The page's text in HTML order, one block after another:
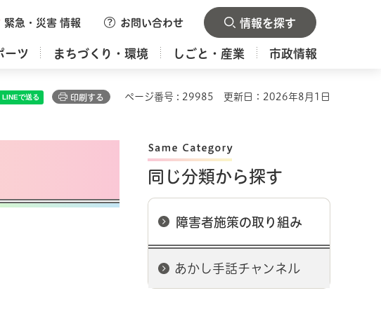
緊急・災害 情報 お問い合わせ 情報を探す
ーツ まちづくり・環境 しごと・産業 市政情報
印刷する ページ番号 : 29985 更新日：2026年8月1日
同じ分類から探す
障害者施策の取り組み
あかし手話チャンネル